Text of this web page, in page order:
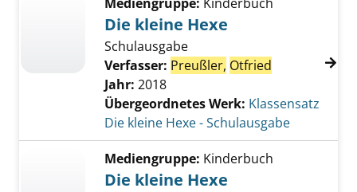
Die kleine Hexe
Schulausgabe
Verfasser: Preußler, Otfried
Jahr: 2018
Übergeordnetes Werk: Klassensatz
Die kleine Hexe - Schulausgabe
Mediengruppe: Kinderbuch
Die kleine Hexe